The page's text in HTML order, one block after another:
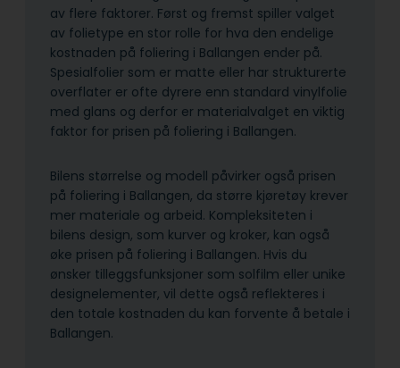
av flere faktorer. Først og fremst spiller valget
av folietype en stor rolle for hva den endelige
kostnaden på foliering i Ballangen ender på.
Spesialfolier som er matte eller har strukturerte
overflater er ofte dyrere enn standard vinylfolie
med glans og derfor er materialvalget en viktig
faktor for prisen på foliering i Ballangen.
Bilens størrelse og modell påvirker også prisen
på foliering i Ballangen, da større kjøretøy krever
mer materiale og arbeid. Kompleks­iteten i
bilens design, som kurver og kroker, kan også
øke prisen på foliering i Ballangen. Hvis du
ønsker tilleggsfunksjoner som solfilm eller unike
designelementer, vil dette også reflekteres i
den totale kostnaden du kan forvente å betale i
Ballangen.